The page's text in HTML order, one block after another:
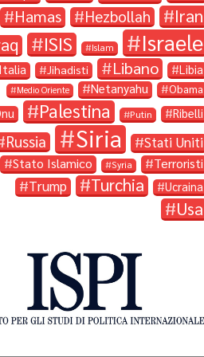
Hamas Hezbollah Iran
ISIS Islam Israele
Jihadisti Libano Libia
Medio Oriente Netanyahu Obama
Palestina Putin Ribelli
Russia Siria Stati Uniti
Stato Islamico Syria Terroristi
Trump Turchia Ucraina
Usa